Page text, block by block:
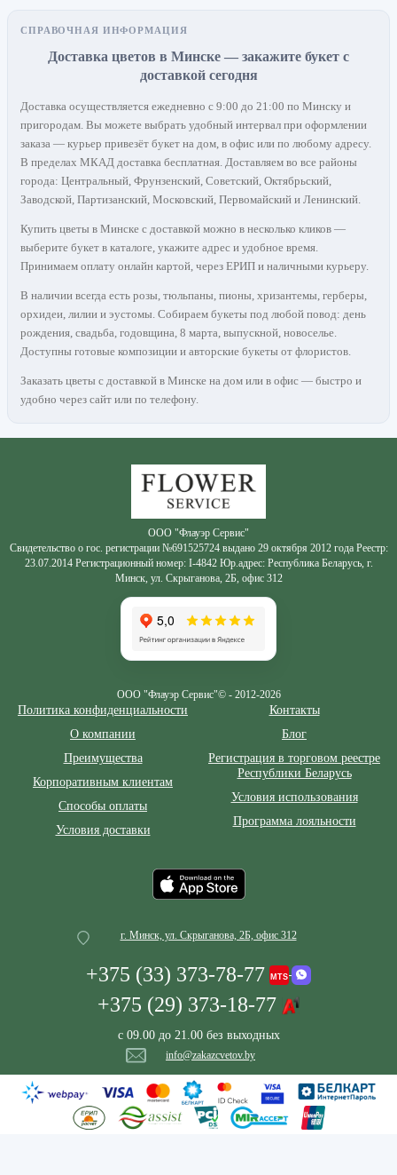
СПРАВОЧНАЯ ИНФОРМАЦИЯ
Доставка цветов в Минске — закажите букет с
доставкой сегодня
Доставка осуществляется ежедневно с 9:00 до 21:00 по Минску и
пригородам. Вы можете выбрать удобный интервал при оформлении
заказа — курьер привезёт букет на дом, в офис или по любому адресу.
В пределах МКАД доставка бесплатная. Доставляем во все районы
города: Центральный, Фрунзенский, Советский, Октябрьский,
Заводской, Партизанский, Московский, Первомайский и Ленинский.
Купить цветы в Минске с доставкой можно в несколько кликов —
выберите букет в каталоге, укажите адрес и удобное время.
Принимаем оплату онлайн картой, через ЕРИП и наличными курьеру.
В наличии всегда есть розы, тюльпаны, пионы, хризантемы, герберы,
орхидеи, лилии и эустомы. Собираем букеты под любой повод: день
рождения, свадьба, годовщина, 8 марта, выпускной, новоселье.
Доступны готовые композиции и авторские букеты от флористов.
Заказать цветы с доставкой в Минске на дом или в офис — быстро и
удобно через сайт или по телефону.
ООО "Флауэр Сервис"
Свидетельство о гос. регистрации №691525724 выдано 29 октября 2012 года Реестр:
23.07.2014 Регистрационный номер: I-4842 Юр.адрес: Республика Беларусь, г.
Минск, ул. Скрыганова, 2Б, офис 312
ООО "Флауэр Сервис"© - 2012-2026
Политика конфиденциальности
О компании
Преимущества
Корпоративным клиентам
Способы оплаты
Условия доставки
Контакты
Блог
Регистрация в торговом реестре
Республики Беларусь
Условия использования
Программа лояльности
г. Минск, ул. Скрыганова, 2Б, офис 312
+375 (33) 373-78-77
+375 (29) 373-18-77
с 09.00 до 21.00 без выходных
info@zakazcvetov.by